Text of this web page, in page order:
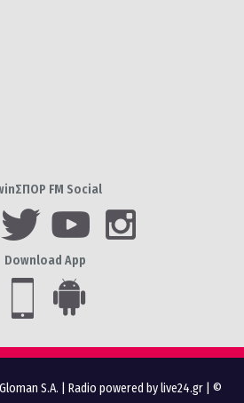
FM Social
Download App
S.A. Radio powered by live24.gr | ©